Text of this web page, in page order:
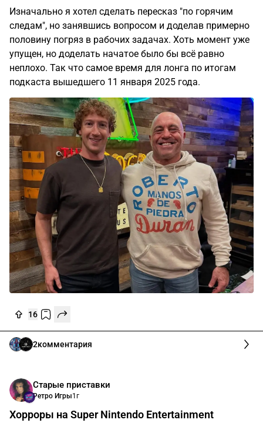
Изначально я хотел сделать пересказ "по горячим
следам", но занявшись вопросом и доделав примерно
половину погряз в рабочих задачах. Хоть момент уже
упущен, но доделать начатое было бы всё равно
неплохо. Так что самое время для лонга по итогам
подкаста вышедшего 11 января 2025 года.
16
2комментария
Старые приставки
Ретро Игры1г
Хорроры на Super Nintendo Entertainment